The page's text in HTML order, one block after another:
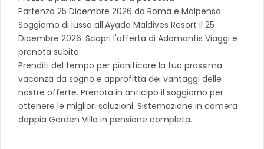
Partenza 25 Dicembre 2026 da Roma e Malpensa
Soggiorno di lusso all'Ayada Maldives Resort il 25
Dicembre 2026. Scopri l'offerta di Adamantis Viaggi e
prenota subito.
Prenditi del tempo per pianificare la tua prossima
vacanza da sogno e approfitta dei vantaggi delle
nostre offerte. Prenota in anticipo il soggiorno per
ottenere le migliori soluzioni. Sistemazione in camera
doppia Garden Villa in pensione completa.